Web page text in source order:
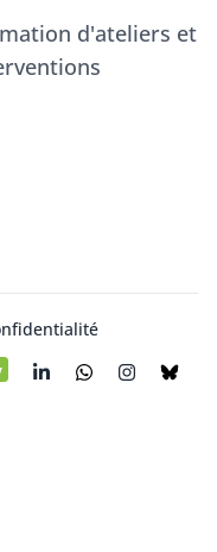
d'ateliers et